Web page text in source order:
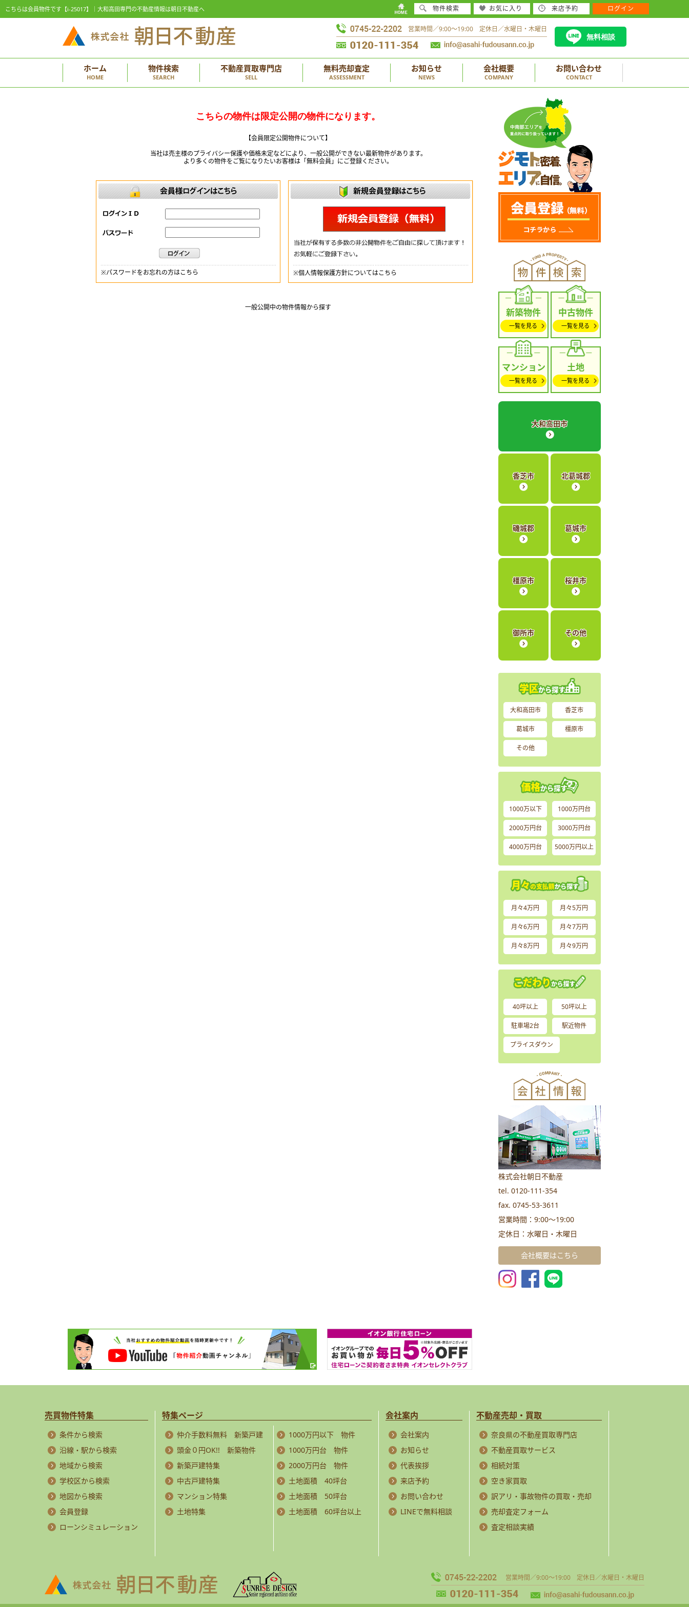
こちらは会員物件です【i-25017】｜大和高田専門の不動産情報は朝日不動産へ
営業時間／9:00～19:00 定休日／水曜日・木曜日
無料相談
ホーム
HOME
物件検索
SEARCH
不動産買取専門店
SELL
無料売却査定
ASSESSMENT
お知らせ
NEWS
会社概要
COMPANY
お問い合わせ
CONTACT
こちらの物件は限定公開の物件になります。
【会員限定公開物件について】
当社は売主様のプライバシー保護や価格未定などにより、一般公開ができない最新物件があります。
より多くの物件をご覧になりたいお客様は「無料会員」にご登録ください。
※パスワードをお忘れの方はこちら ※個人情報保護方針についてはこちら
一般公開中の物件情報から探す 新築物件
一覧を見る
中古物件
一覧を見る
マンション
一覧を見る
土地
一覧を見る
大和高田市
香芝市 北葛城郡
磯城郡 葛城市
橿原市 桜井市
御所市 その他
大和高田市 香芝市
葛城市 橿原市
その他
1000万以下 1000万円台
2000万円台 3000万円台
4000万円台 5000万円以上
月々4万円 月々5万円
月々6万円 月々7万円
月々8万円 月々9万円
40坪以上 50坪以上
駐車場2台 駅近物件
プライスダウン
株式会社朝日不動産
tel. 0120-111-354
fax. 0745-53-3611
営業時間：9:00～19:00
定休日：水曜日・木曜日
会社概要はこちら
売買物件特集
条件から検索
沿線・駅から検索
地域から検索
学校区から検索
地図から検索
会員登録
ローンシミュレーション
特集ページ
仲介手数料無料 新築戸建
頭金０円OK!! 新築物件
新築戸建特集
中古戸建特集
マンション特集
土地特集
1000万円以下 物件
1000万円台 物件
2000万円台 物件
土地面積 40坪台
土地面積 50坪台
土地面積 60坪台以上
会社案内
会社案内
お知らせ
代表挨拶
来店予約
お問い合わせ
LINEで無料相談
不動産売却・買取
奈良県の不動産買取専門店
不動産買取サービス
相続対策
空き家買取
訳アリ・事故物件の買取・売却
売却査定フォーム
査定相談実績
営業時間／9:00～19:00 定休日／水曜日・木曜日
物件検索 お気に入り 来店予約 ログイン